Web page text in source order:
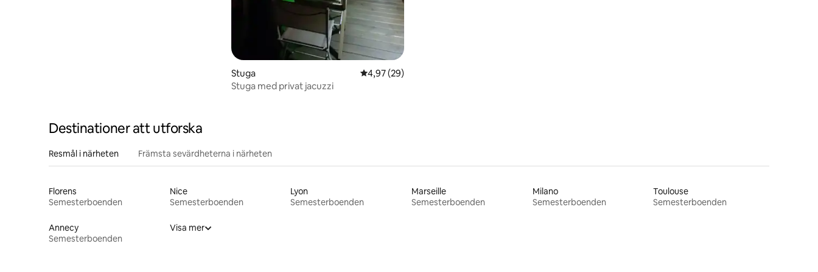
Stuga 4,97 av 5 i genomsnittligt betyg, 29 omdömen
4,97 (29)
Stuga med privat jacuzzi
Destinationer att utforska
Resmål i närheten Främsta sevärdheterna i närheten
Florens
Semesterboenden
Nice
Semesterboenden
Lyon
Semesterboenden
Marseille
Semesterboenden
Milano
Semesterboenden
Toulouse
Semesterboenden
Annecy
Semesterboenden
Visa mer